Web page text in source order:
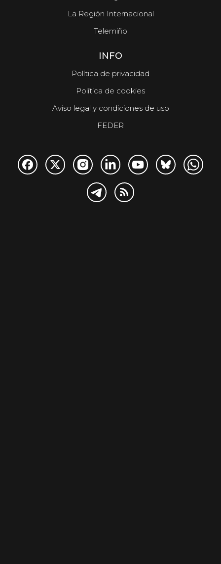
La Región Internacional
Telemiño
INFO
Política de privacidad
Política de cookies
Aviso legal y condiciones de uso
FEDER